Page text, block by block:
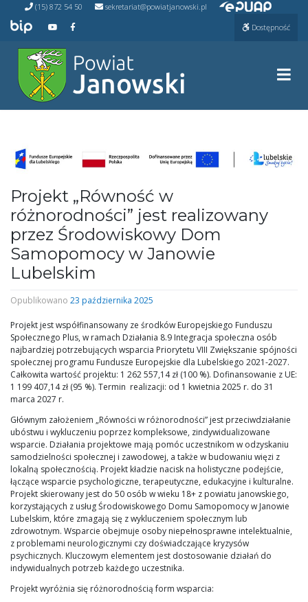
Przejdź
treści
(15) 872 54 50 sekretariat@powiatjanowski.pl Przejdź do ePUAP
Przejdź do BIP Przejdź do naszego kanału na YouTube
Przejdź do naszego kanału na Facebooku Dostępność
Projekt „Równość w
różnorodności” jest realizowany
przez Środowiskowy Dom
Samopomocy w Janowie
Lubelskim
Opublikowano 23 października 2025
Projekt jest współfinansowany ze środków Europejskiego Funduszu
Społecznego Plus, w ramach Działania 8.9 Integracja społeczna osób
najbardziej potrzebujących wsparcia Priorytetu VIII Zwiększanie spójności
społecznej programu Fundusze Europejskie dla Lubelskiego 2021-2027.
Całkowita wartość projektu: 1 262 557,14 zł (100 %). Dofinansowanie z UE:
1 199 407,14 zł (95 %). Termin realizacji: od 1 kwietnia 2025 r. do 31
marca 2027 r.
Głównym założeniem „Równości w różnorodności” jest przeciwdziałanie
ubóstwu i wykluczeniu poprzez kompleksowe, zindywidualizowane
wsparcie. Działania projektowe mają pomóc uczestnikom w odzyskaniu
samodzielności społecznej i zawodowej, a także w budowaniu więzi z
lokalną społecznością. Projekt kładzie nacisk na holistyczne podejście,
łączące wsparcie psychologiczne, terapeutyczne, edukacyjne i kulturalne.
Projekt skierowany jest do 50 osób w wieku 18+ z powiatu janowskiego,
korzystających z usług Środowiskowego Domu Samopomocy w Janowie
Lubelskim, które zmagają się z wykluczeniem społecznym lub
zdrowotnym. Wsparcie obejmuje osoby niepełnosprawne intelektualnie,
z problemami neurologicznymi czy doświadczające kryzysów
psychicznych. Kluczowym elementem jest dostosowanie działań do
indywidualnych potrzeb każdego uczestnika.
Projekt wyróżnia się różnorodnością form wsparcia: